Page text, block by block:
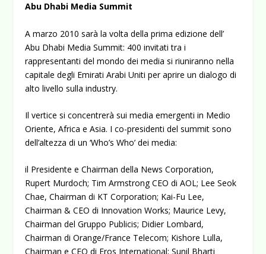
Abu Dhabi Media Summit
A marzo 2010 sarà la volta della prima edizione dell’
Abu Dhabi Media Summit: 400 invitati tra i
rappresentanti del mondo dei media si riuniranno nella
capitale degli Emirati Arabi Uniti per aprire un dialogo di
alto livello sulla industry.
Il vertice si concentrerà sui media emergenti in Medio
Oriente, Africa e Asia. I co-presidenti del summit sono
dell’altezza di un ‘Who’s Who’ dei media:
il Presidente e Chairman della News Corporation,
Rupert Murdoch; Tim Armstrong CEO di AOL; Lee Seok
Chae, Chairman di KT Corporation; Kai-Fu Lee,
Chairman & CEO di Innovation Works; Maurice Levy,
Chairman del Gruppo Publicis; Didier Lombard,
Chairman di Orange/France Telecom; Kishore Lulla,
Chairman e CEO di Eros International; Sunil Bharti